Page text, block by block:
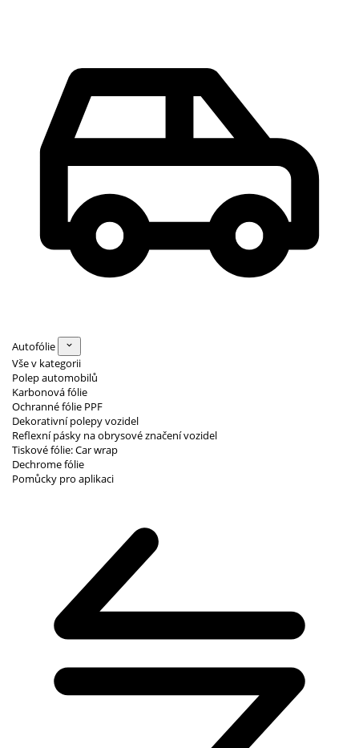
Autofólie
Vše v kategorii
Polep automobilů
Karbonová fólie
Ochranné fólie PPF
Dekorativní polepy vozidel
Reflexní pásky na obrysové značení vozidel
Tiskové fólie: Car wrap
Dechrome fólie
Pomůcky pro aplikaci